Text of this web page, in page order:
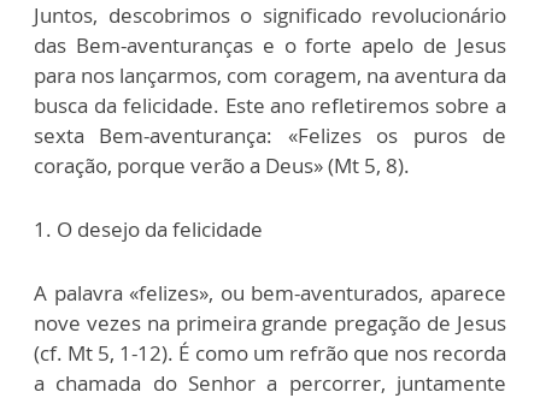
Juntos, descobrimos o significado revolucionário
das Bem-aventuranças e o forte apelo de Jesus
para nos lançarmos, com coragem, na aventura da
busca da felicidade. Este ano refletiremos sobre a
sexta Bem-aventurança: «Felizes os puros de
coração, porque verão a Deus» (Mt 5, 8).
1. O desejo da felicidade
A palavra «felizes», ou bem-aventurados, aparece
nove vezes na primeira grande pregação de Jesus
(cf. Mt 5, 1-12). É como um refrão que nos recorda
a chamada do Senhor a percorrer, juntamente